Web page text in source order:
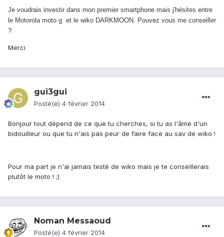
Je voudrais investir dans mon premier smartphone mais j'hésites entre
le Motorola moto g et le wiko DARKMOON. Pouvez vous me conseiller
?
Merci
gui3gui
Posté(e) 4 février 2014
Bonjour tout dépend de ce que tu cherches, si tu as l'âme d'un
bidouilleur ou que tu n'ais pas peur de faire face au sav de wiko !
Pour ma part je n'ai jamais testé de wiko mais je te conseillerais
plutôt le moto ! ;)
Noman Messaoud
Posté(e) 4 février 2014